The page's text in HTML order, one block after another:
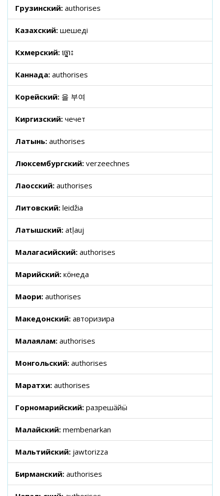
Грузинский: authorises
Казахский: шешеді
Кхмерский: ច្នោះ
Каннада: authorises
Корейский: 을 부여
Киргизский: чечет
Латынь: authorises
Люксембургский: verzeechnes
Лаосский: authorises
Литовский: leidžia
Латышский: atļauj
Малагасийский: authorises
Марийский: кӧнеда
Маори: authorises
Македонский: авторизира
Малаялам: authorises
Монгольский: authorises
Маратхи: authorises
Горномарийский: разрешӓйӹ
Малайский: membenarkan
Мальтийский: jawtorizza
Бирманский: authorises